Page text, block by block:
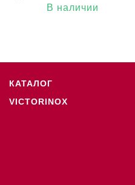
В наличии
КАТАЛОГ
VICTORINOX